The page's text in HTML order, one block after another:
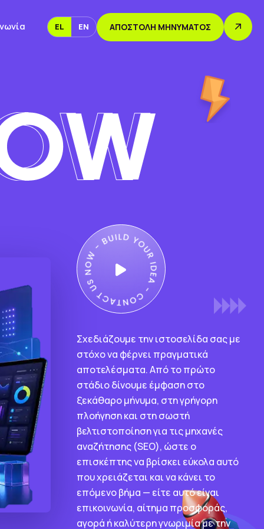
EL EN ΑΠΟΣΤΟΛΉ ΜΗΝΎΜΑΤΟΣ
Σχεδιάζουμε την ιστοσελίδα σας με
στόχο να φέρνει πραγματικά
αποτελέσματα. Από το πρώτο
στάδιο δίνουμε έμφαση στο
ξεκάθαρο μήνυμα, στη γρήγορη
πλοήγηση και στη σωστή
βελτιστοποίηση για τις μηχανές
αναζήτησης (SEO), ώστε ο
επισκέπτης να βρίσκει εύκολα αυτό
που χρειάζεται και να κάνει το
επόμενο βήμα — είτε αυτό είναι
επικοινωνία, αίτημα προσφοράς,
αγορά ή καλύτερη γνωριμία με την